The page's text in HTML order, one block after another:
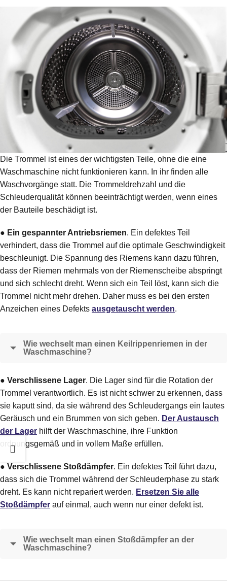
Die Trommel ist eines der wichtigsten Teile, ohne die eine
Waschmaschine nicht funktionieren kann. In ihr finden alle
Waschvorgänge statt. Die Trommeldrehzahl und die
Schleuderqualität können beeinträchtigt werden, wenn eines
der Bauteile beschädigt ist.
● Ein gespannter Antriebsriemen. Ein defektes Teil
verhindert, dass die Trommel auf die optimale Geschwindigkeit
beschleunigt. Die Spannung des Riemens kann dazu führen,
dass der Riemen mehrmals von der Riemenscheibe abspringt
und sich schlecht dreht. Wenn sich ein Teil löst, kann sich die
Trommel nicht mehr drehen. Daher muss es bei den ersten
Anzeichen eines Defekts ausgetauscht werden.
Wie wechselt man einen Keilrippenriemen in der
Waschmaschine?
● Verschlissene Lager. Die Lager sind für die Rotation der
Trommel verantwortlich. Es ist nicht schwer zu erkennen, dass
sie kaputt sind, da sie während des Schleudergangs ein lautes
Geräusch und ein Brummen von sich geben. Der Austausch
der Lager hilft der Waschmaschine, ihre Funktion
ordnungsgemäß und in vollem Maße erfüllen.
● Verschlissene Stoßdämpfer. Ein defektes Teil führt dazu,
dass sich die Trommel während der Schleuderphase zu stark
dreht. Es kann nicht repariert werden. Ersetzen Sie alle
Stoßdämpfer auf einmal, auch wenn nur einer defekt ist.
Wie wechselt man einen Stoßdämpfer an der
Waschmaschine?